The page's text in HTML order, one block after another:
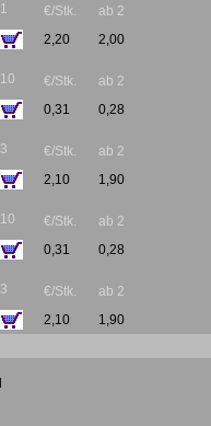
1
€/Stk.
2,20
ab 2
2,00
10
€/Stk.
0,31
ab 2
0,28
3
€/Stk.
2,10
ab 2
1,90
10
€/Stk.
0,31
ab 2
0,28
3
€/Stk.
2,10
ab 2
1,90